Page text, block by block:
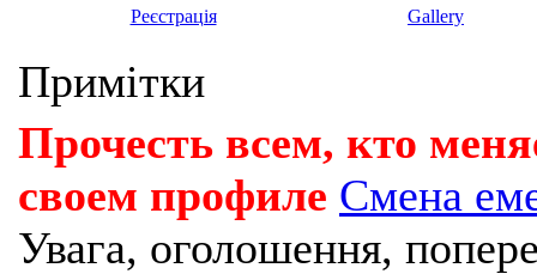
Реєстрація Gallery
Примітки
Прочесть всем, кто
своем профиле Смена
Увага, оголошення,